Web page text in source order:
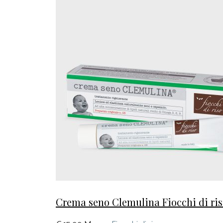
Crema seno Clemulina Fiocchi di